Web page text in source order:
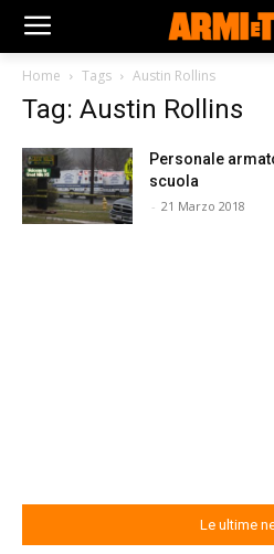
Home Tags Austin Rollins
Tag: Austin Rollins
Personale
scuola
- 21 Marzo 2018
Le ultime